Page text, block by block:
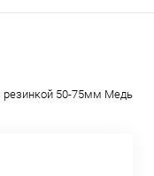
резинкой 50-75мм Медь